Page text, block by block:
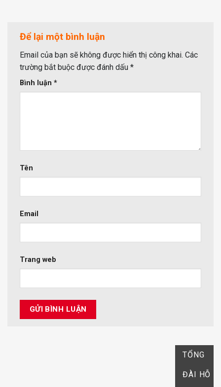
Để lại một bình luận
Email của bạn sẽ không được hiển thị công khai. Các
trường bắt buộc được đánh dấu *
Bình luận *
Tên
Email
Trang web
TỔNG
ĐÀI HỖ